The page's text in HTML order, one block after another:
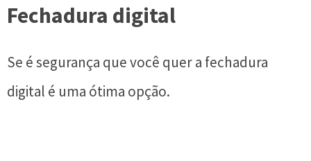
Fechadura digital
Se é segurança que você quer a fechadura
digital é uma ótima opção.